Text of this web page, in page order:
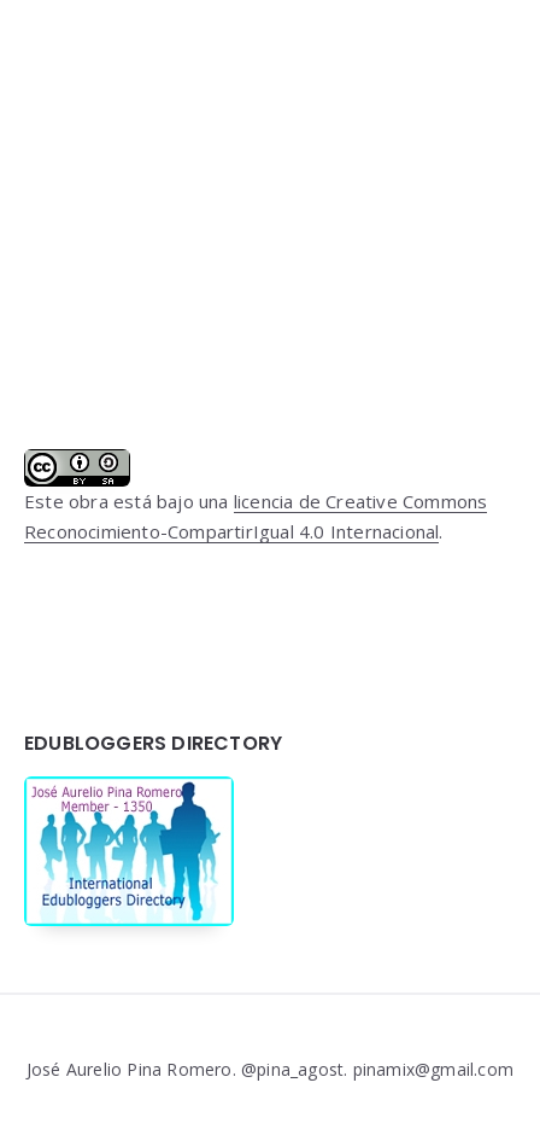
Este obra está bajo una licencia de Creative Commons
Reconocimiento-CompartirIgual 4.0 Internacional.
EDUBLOGGERS DIRECTORY
José Aurelio Pina Romero. @pina_agost. pinamix@gmail.com